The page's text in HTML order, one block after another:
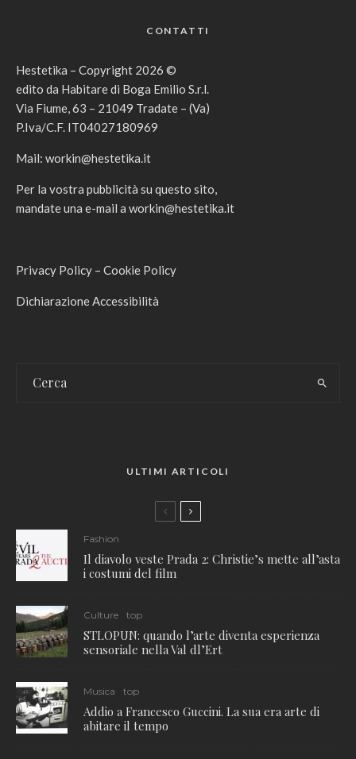
CONTATTI
Hestetika – Copyright 2026 ©
edito da Habitare di Boga Emilio S.r.l.
Via Fiume, 63 – 21049 Tradate – (Va)
P.Iva/C.F. IT04027180969
Mail: workin@hestetika.it
Per la vostra pubblicità su questo sito,
mandate una e-mail a workin@hestetika.it
Privacy Policy – Cookie Policy
Dichiarazione Accessibilità
ULTIMI ARTICOLI
Fashion
Il diavolo veste Prada 2: Christie’s mette all’asta
i costumi del film
Culture top
STLOPUN: quando l’arte diventa esperienza
sensoriale nella Val dl’Ert
Musica top
Addio a Francesco Guccini. La sua era arte di
abitare il tempo